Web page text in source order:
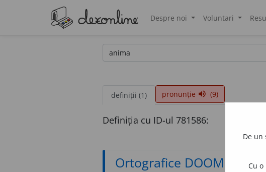
Despre noi Voluntari
definiții (1) pronunție volume_up (9)
Definiția cu ID-ul 781586:
Ortografice DOOM
De un
Cu